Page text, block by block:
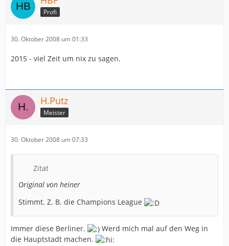
Profi
30. Oktober 2008 um 01:33
2015 - viel Zeit um nix zu sagen.
H.Putz
Meister
30. Oktober 2008 um 07:33
Zitat
Original von heiner
Stimmt. Z. B. die Champions League
Immer diese Berliner.
Werd mich mal auf den Weg in
die Hauptstadt machen.